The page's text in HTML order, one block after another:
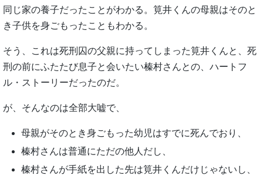
同じ家の養子だったことがわかる。筧井くんの母親はそのと
き子供を身ごもったこともわかる。
そう、これは死刑囚の父親に持ってしまった筧井くんと、死
刑の前にふたたび息子と会いたい榛村さんとの、ハートフ
ル・ストーリーだったのだ。
が、そんなのは全部大嘘で、
母親がそのとき身ごもった幼児はすでに死んでおり、
榛村さんは普通にただの他人だし、
榛村さんが手紙を出した先は筧井くんだけじゃないし、